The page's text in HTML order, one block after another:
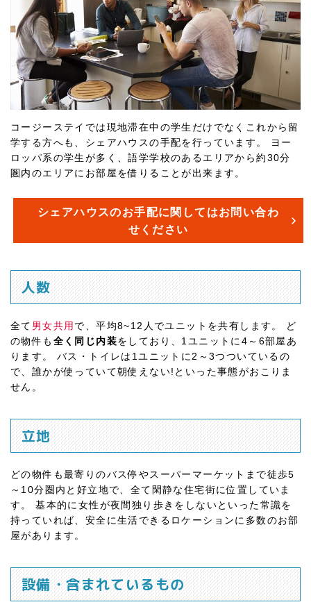
コージーステイでは現地滞在中の学生だけでなくこれから留
学する方へも、シェアハウスの手配を行っています。 ヨー
ロッパ系の学生が多く、語学学校のあるエリアから約30分
圏内のエリアにお部屋を借りることが出来ます。
シェアハウスのお手配に関してはお問い合わ
せください
人数
全て 男女共用 で、平均8~12人でユニットを共有します。 ど
の物件も 全く同じ内装をしており、1ユニットに4～6部屋あ
ります。 バス・トイレは1ユニットに2～3つついているの
で、誰かが使っていて朝使えない!といった事態がおこりま
せん。
立地
どの物件も最寄りのバス停やスーパーマーケットまで徒歩5
～10分圏内と好立地で、全て閑静な住宅街に位置していま
す。 基本的に女性が夜間独り歩きをしないといった常識を
持っていれば、安全に生活できるロケーションに多数のお部
屋があります。
設備・含まれているもの